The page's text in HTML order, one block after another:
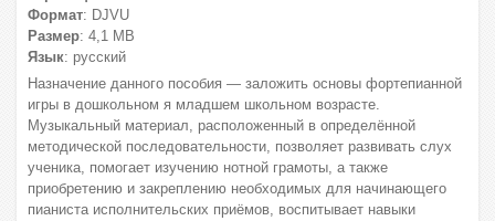
Формат: DJVU
Размер: 4,1 МВ
Язык: русский
Назначение данного пособия — заложить основы фортепианной
игры в дошкольном я младшем школьном возрасте.
Музыкальный материал, расположенный в определённой
методической последовательности, позволяет развивать слух
ученика, помогает изучению нотной грамоты, а также
приобретению и закреплению необходимых для начинающего
пианиста исполнительских приёмов, воспитывает навыки